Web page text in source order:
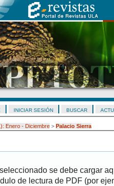
INICIAR SESIÓN BUSCAR
Enero - Diciembre > Palacio Sierra
se debe cargar
de lectura de PDF (por